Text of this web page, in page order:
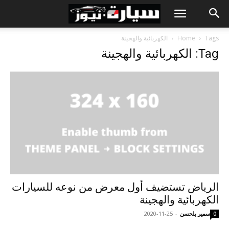
Home Tags الكهربائية والهجينة
Tag: الكهربائية والهجينة
الرياض تستضيف أول معرض من نوعه للسيارات
الكهربائية والهجينة
سمير بلحسن -
2020-11-25 0